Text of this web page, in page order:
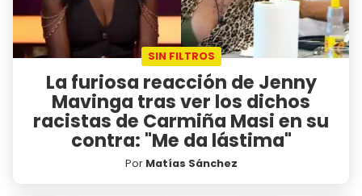
SIN FILTROS
La furiosa reacción de Jenny
Mavinga tras ver los dichos
racistas de Carmiña Masi en su
contra: "Me da lástima"
Por Matías Sánchez